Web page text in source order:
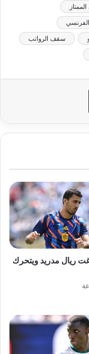
سقف الرواتب
طباعة
ريال مدريد ويتحرك